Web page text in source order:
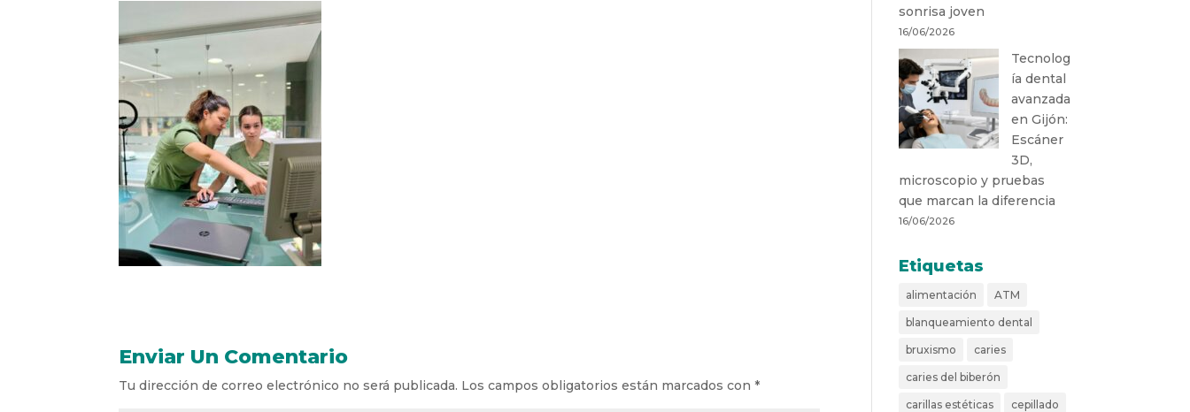
Enviar Un Comentario
Tu dirección de correo electrónico no será publicada. Los campos obligatorios están marcados con*
sonrisa joven
16/06/2026
Tecnolog
ía dental
avanzada
en Gijón:
Escáner
3D,
microscopio y pruebas
que marcan la diferencia
16/06/2026
Etiquetas
alimentación ATM
blanqueamiento dental
bruxismo caries
caries del biberón
carillas estéticas cepillado